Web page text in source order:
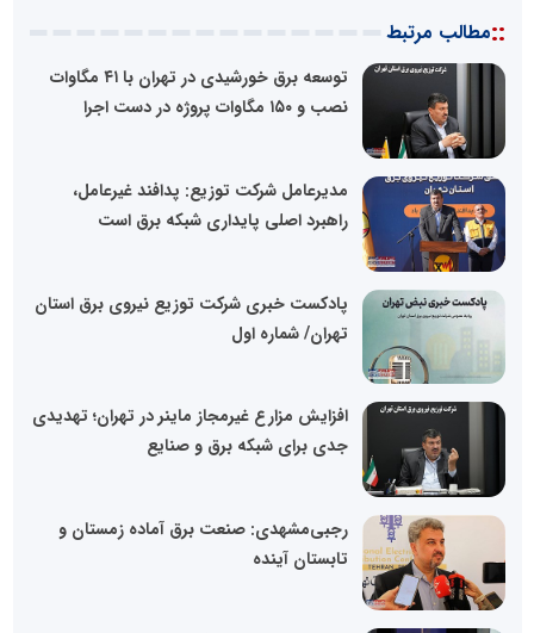
::مطالب مرتبط
توسعه برق خورشیدی در تهران با ۴۱ مگاوات
نصب و ۱۵۰ مگاوات پروژه در دست اجرا
مدیرعامل شرکت توزیع: پدافند غیرعامل،
راهبرد اصلی پایداری شبکه برق است
پادکست خبری شرکت توزیع نیروی برق استان
تهران/ شماره اول
افزایش مزارع غیرمجاز ماینر در تهران؛ تهدیدی
جدی برای شبکه برق و صنایع
رجبی‌مشهدی: صنعت برق آماده زمستان و
تابستان آینده